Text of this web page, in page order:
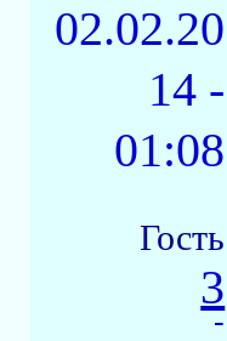
02.02.20
14 -
01:08
Гость
3
-